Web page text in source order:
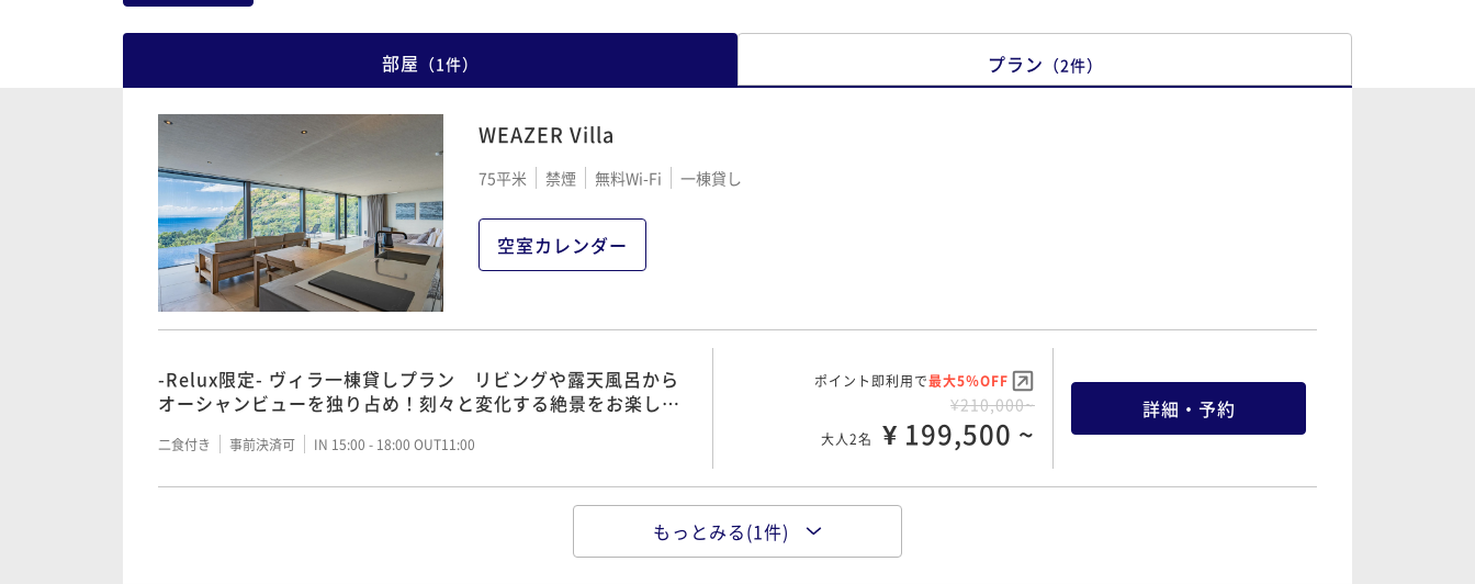
部屋 （1件） プラン （2件）
WEAZER Villa
75平米 禁煙 無料Wi-Fi 一棟貸し
空室カレンダー
-Relux限定- ヴィラ一棟貸しプラン リビングや露天風呂から
オーシャンビューを独り占め！刻々と変化する絶景をお楽しみ
二食付き 事前決済可 IN 15:00 - 18:00 OUT11:00
ポイント即利用で最大5％OFF
¥210,000~
大人2名 ¥ 199,500 ~
詳細・予約
ーWEAZER事業説明＆製品説明付きー ヴィラ一棟貸しプラン ポイント即利用で
もっとみる(1件)